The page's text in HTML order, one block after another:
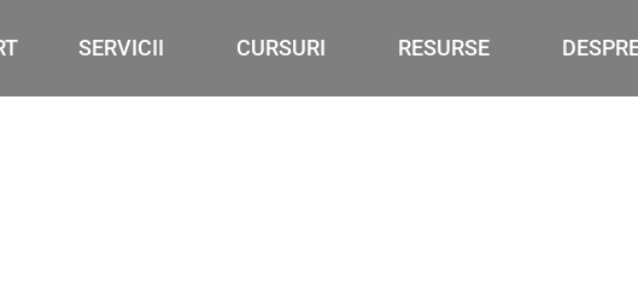
SERVICII CURSURI RESURSE